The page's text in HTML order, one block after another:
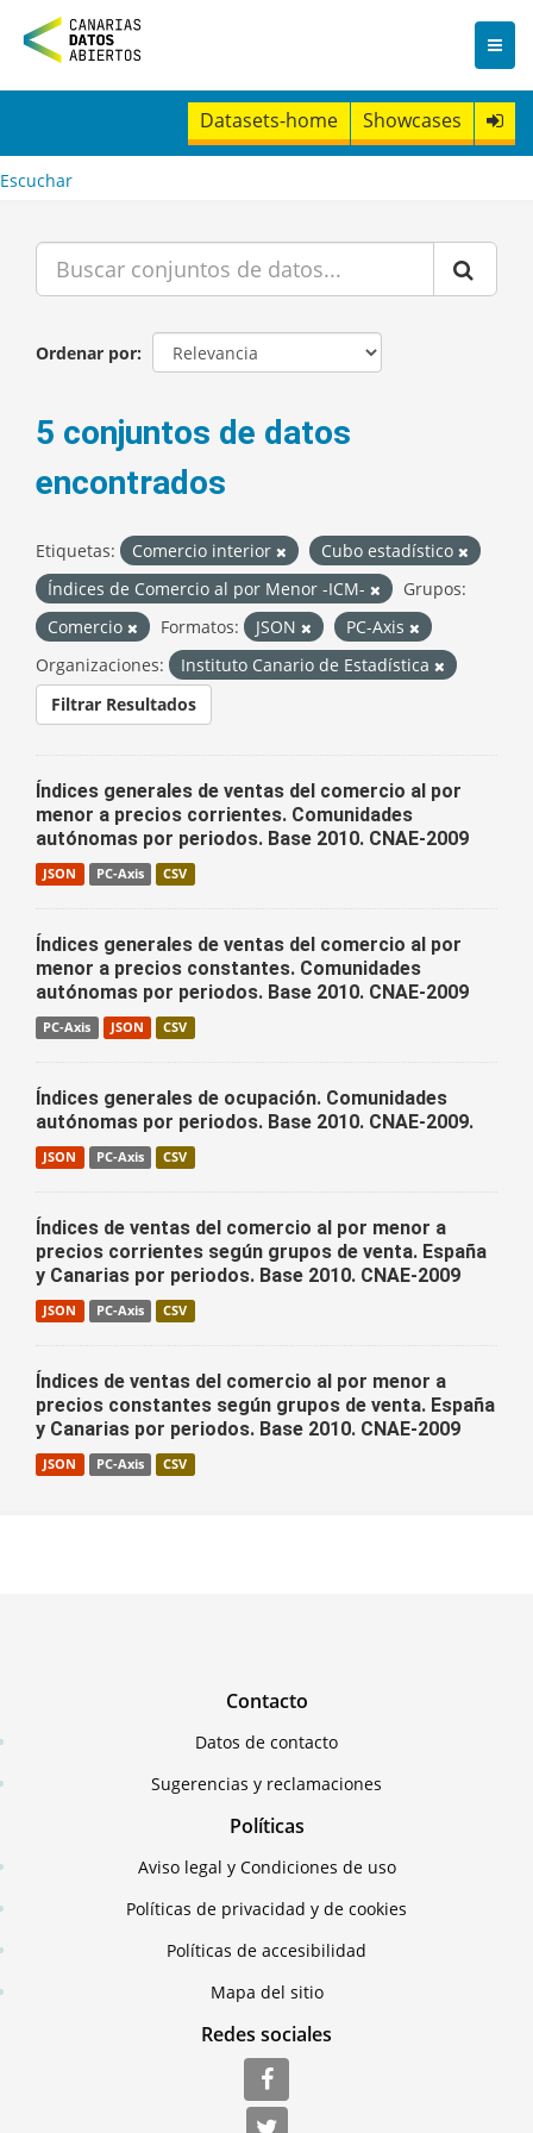
n
t
Datasets-home Showcases
Escuchar
Ordenar por
5 conjuntos de datos
encontrados
Etiquetas: Comercio interior
Cubo estadístico
Índices de Comercio al por Menor -ICM-
Grupos:
Comercio
Formatos: JSON
PC-Axis
Organizaciones:
Instituto Canario de Estadística
Filtrar Resultados
Índices generales de ventas del comercio al por
menor a precios corrientes. Comunidades
autónomas por periodos. Base 2010. CNAE-2009
JSON PC-Axis CSV
Índices generales de ventas del comercio al por
menor a precios constantes. Comunidades
autónomas por periodos. Base 2010. CNAE-2009
PC-Axis JSON CSV
Índices generales de ocupación. Comunidades
autónomas por periodos. Base 2010. CNAE-2009.
JSON PC-Axis CSV
Índices de ventas del comercio al por menor a
precios corrientes según grupos de venta. España
y Canarias por periodos. Base 2010. CNAE-2009
JSON PC-Axis CSV
Índices de ventas del comercio al por menor a
precios constantes según grupos de venta. España
y Canarias por periodos. Base 2010. CNAE-2009
JSON PC-Axis CSV
Contacto
Datos de contacto
Sugerencias y reclamaciones
Políticas
Aviso legal y Condiciones de uso
Políticas de privacidad y de cookies
Políticas de accesibilidad
Mapa del sitio
Redes sociales